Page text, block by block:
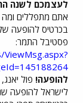
לעצמכם לשנה
אתם מתפללים
פסטיבל התמר:
להופעה! פול
לישראל להופעה